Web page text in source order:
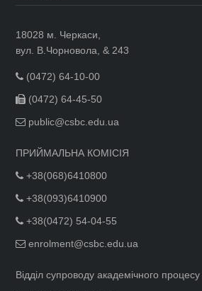
18028 м. Черкаси,
вул. В.Чорновола, & 243
(0472) 64-10-00
(0472) 64-45-50
public@csbc.edu.ua
ПРИЙМАЛЬНА КОМІСІЯ
+38(068)6410800
+38(093)6410900
+38(0472) 54-04-55
enrolment@csbc.edu.ua
Відділ супроводу академічного процесу